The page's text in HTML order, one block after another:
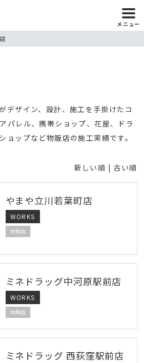
メニュー
デザイン、設計、施工を手掛けたコ
パレル、携帯ショップ、花屋、ドラ
ョップなど物販店の施工実績です。
新しい順 | 古い順
やまや立川若葉町店
WORKS
物販店
ミネドラッグ中河原駅前店
WORKS
物販店
ミネドラッグ 西荻窪駅前店